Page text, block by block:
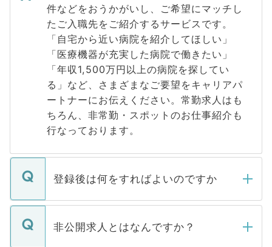
件などをおうかがいし、ご希望にマッチし
たご入職先をご紹介するサービスです。
「自宅から近い病院を紹介してほしい」
「医療機器が充実した病院で働きたい」
「年収1,500万円以上の病院を探してい
る」など、さまざまなご要望をキャリアパ
ートナーにお伝えください。常勤求人はも
ちろん、非常勤・スポットのお仕事紹介も
行なっております。
登録後は何をすればよいのですか
ご登録いただきましたら、弊社担当者がご
登録内容を確認し、その後メールもしくは
非公開求人とはなんですか？